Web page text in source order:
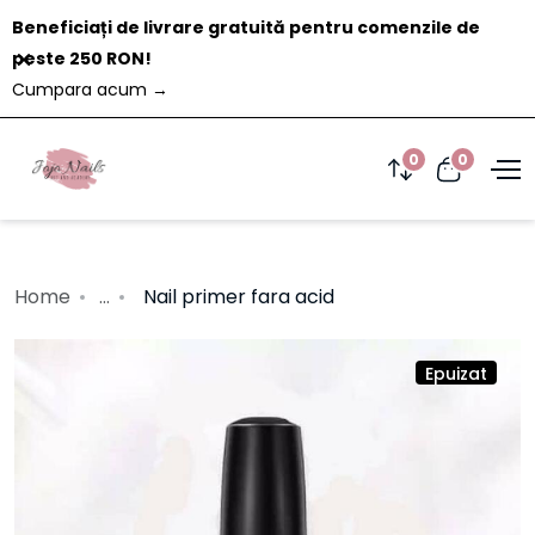
Beneficiați de livrare gratuită pentru comenzile de
peste 250 RON!
Cumpara acum →
Închide
0 0
Home ... Nail primer fara acid
Epuizat